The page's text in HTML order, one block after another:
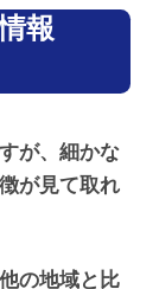
報
が、細かな
が見て取れ
の地域と比